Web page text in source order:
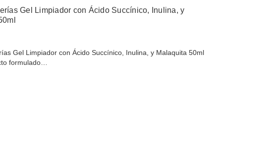
Inulina, y
Gel Limpiador con Ácido Succínico, Inulina, y Malaquita 50ml
formulado…